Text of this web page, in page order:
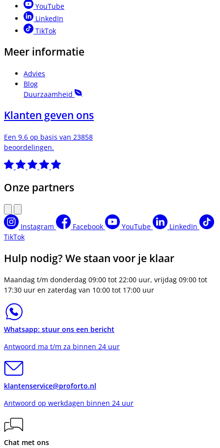
YouTube
LinkedIn
TikTok
Meer informatie
Advies
Blog
Duurzaamheid
Klanten geven ons
Een 9.6 op basis van 23858
beoordelingen.
Onze partners
Instagram Facebook YouTube
LinkedIn
TikTok
Hulp nodig? We staan voor je klaar
Maandag t/m donderdag 09:00 tot 22:00 uur, vrijdag 09:00 tot
17:30 uur en zaterdag van 10:00 tot 17:00 uur
Whatsapp: stuur ons een bericht
Antwoord ma t/m za binnen 24 uur
klantenservice@proforto.nl
Antwoord op werkdagen binnen 24 uur
Chat met ons